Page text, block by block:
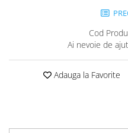
Cod
Ai nevoie de
Adauga la Favorite